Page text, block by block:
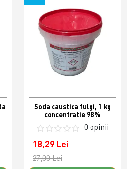
Soda caustica fulgi, 1 kg
concentratie 98%
0 opinii
18,29 Lei
27,00 Lei